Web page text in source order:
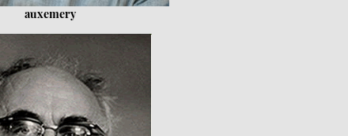
auxemery